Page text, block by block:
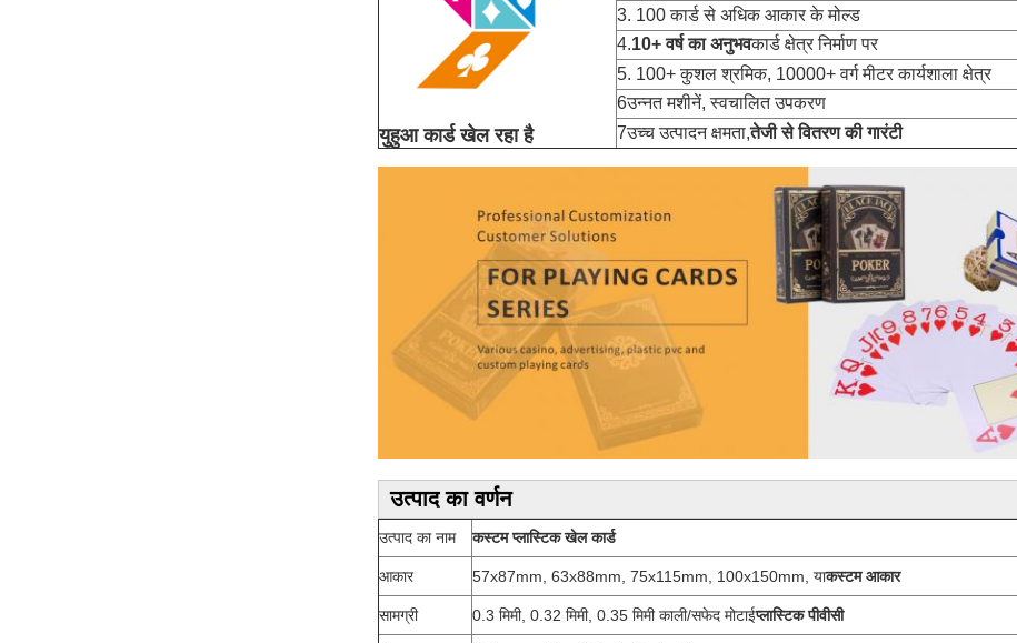
युहुआ कार्ड खेल रहा है
3. 100 कार्ड से अधिक आकार के मोल्ड
4.10+ वर्ष का अनुभवकार्ड क्षेत्र निर्माण पर
5. 100+ कुशल श्रमिक, 10000+ वर्ग मीटर कार्यशाला क्षेत्र
6उन्नत मशीनें, स्वचालित उपकरण
7उच्च उत्पादन क्षमता,तेजी से वितरण की गारंटी
उत्पाद का वर्णन
उत्पाद का नाम कस्टम प्लास्टिक खेल कार्ड
आकार 57x87mm, 63x88mm, 75x115mm, 100x150mm, याकस्टम आकार
सामग्री 0.3 मिमी, 0.32 मिमी, 0.35 मिमी काली/सफेद मोटाईप्लास्टिक पीवीसी